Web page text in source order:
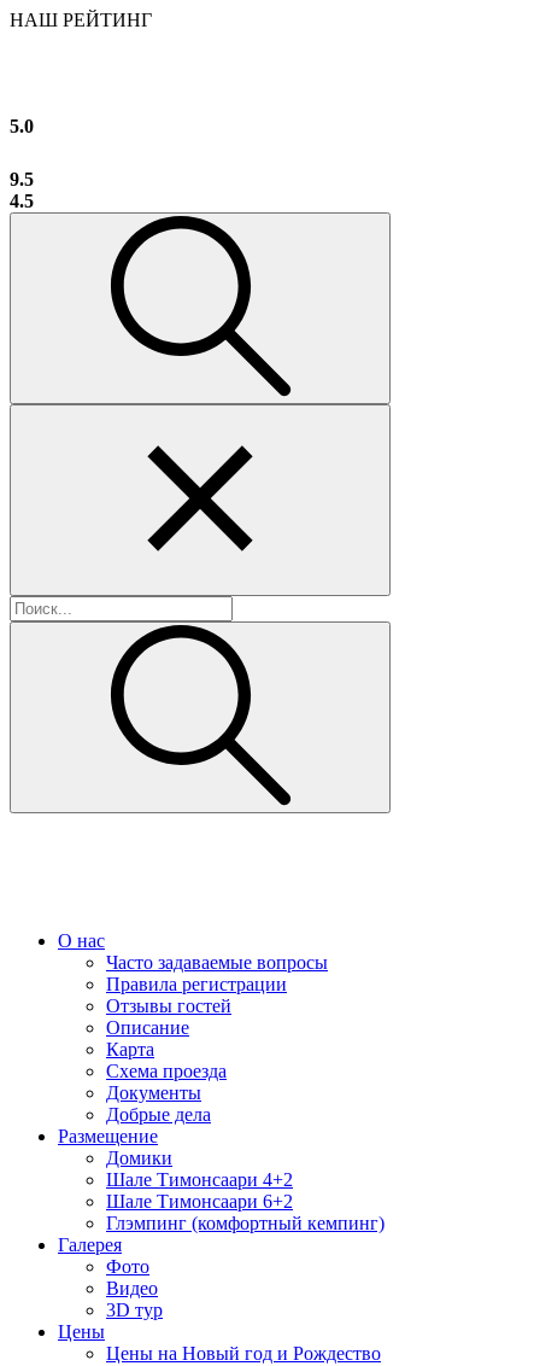
НАШ РЕЙТИНГ
5.0
9.5
4.5
О нас
Часто задаваемые вопросы
Правила регистрации
Отзывы гостей
Описание
Карта
Схема проезда
Документы
Добрые дела
Размещение
Домики
Шале Тимонсаари 4+2
Шале Тимонсаари 6+2
Глэмпинг (комфортный кемпинг)
Галерея
Фото
Видео
3D тур
Цены
Цены на Новый год и Рождество